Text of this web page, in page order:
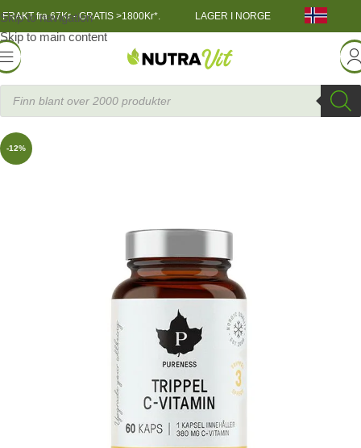
Skip to navigation
Skip to main content
FRAKT fra 67Kr - GRATIS >1800Kr*. LAGER I NORGE
Helsekost»Trippel C-vitamin 60 kapslar
-12%